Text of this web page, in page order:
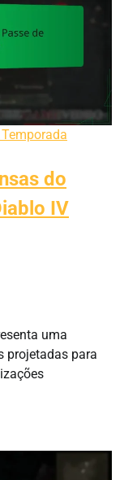
do
IV
uma
projetadas para